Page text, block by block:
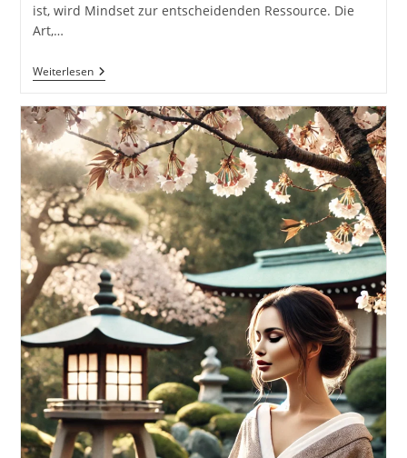
ist, wird Mindset zur entscheidenden Ressource. Die
Art,…
WeiterlesenPersönliche
Entwicklung
Mindset:
Wie
Die
36
Strategeme
Dein
Denken,
Handeln
Und
Leben
Verändern
Können